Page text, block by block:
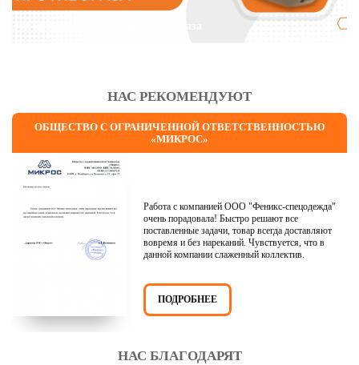
НАС РЕКОМЕНДУЮТ
ОБЩЕСТВО С ОГРАНИЧЕННОЙ ОТВЕТСТВЕННОСТЬЮ
«МИКРОС»
Работа с компанией ООО "Феникс-спецодежда"
очень порадовала! Быстро решают все
поставленные задачи, товар всегда доставляют
вовремя и без нареканий. Чувствуется, что в
данной компании слаженный коллектив.
ПОДРОБНЕЕ
НАС БЛАГОДАРЯТ